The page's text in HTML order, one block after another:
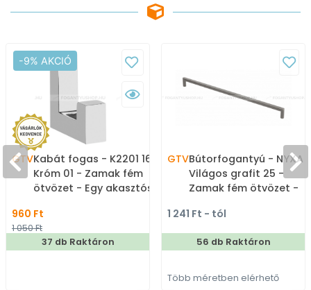
-9% AKCIÓ
GTVKabát fogas - K2201 16 -
Króm 01 - Zamak fém
ötvözet - Egy akasztós
960 Ft
1 050 Ft
37 db Raktáron
GTVBútorfogantyú - NYXA -
Világos grafit 25 -
Zamak fém ötvözet -
színes fém
bútorfogantyú
1 241 Ft - tól
56 db Raktáron
Több méretben elérhető